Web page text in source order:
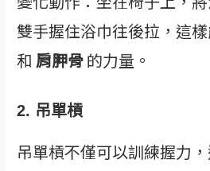
雙手握住浴巾往後拉，這
和肩胛骨的力量。
2. 吊單槓
吊單槓不僅可以訓練握力